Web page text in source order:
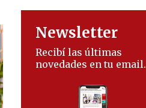
Newsletter
Recibí las últimas
novedades en tu email.